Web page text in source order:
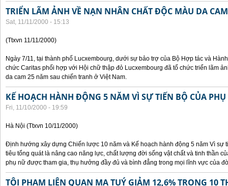
TRIỂN LÃM ẢNH VỀ NẠN NHÂN CHẤT ĐỘC MÀU DA CAM
Sat, 11/11/2000 - 15:13
(Ttxvn 11/11/2000)
Ngày 7/11, tại thành phố Lucxembourg, dưới sự bảo trợ của Bộ Hợp tác và
chức Caritas phối hợp với Hội chữ thập đỏ Lucxembourg đã tổ chức triển lãm
da cam 25 năm sau chiến tranh ở Việt Nam.
KẾ HOẠCH HÀNH ĐỘNG 5 NĂM VÌ SỰ TIẾN BỘ CỦA
Fri, 11/10/2000 - 19:59
Hà Nội (Ttxvn 10/11/2000)
Định hướng xây dựng Chiến lược 10 năm và Kế hoạch hành động 5 năm Vì sự
tiêu tổng quát là nâng cao năng lực, chất lượng đời sống vật chất và tinh thần
phụ nữ được tham gia, thụ hưởng đầy đủ và bình đẳng trong mọi lĩnh vực của
TỘI PHẠM LIÊN QUAN MA TUÝ GIẢM 12,6% TRONG 10